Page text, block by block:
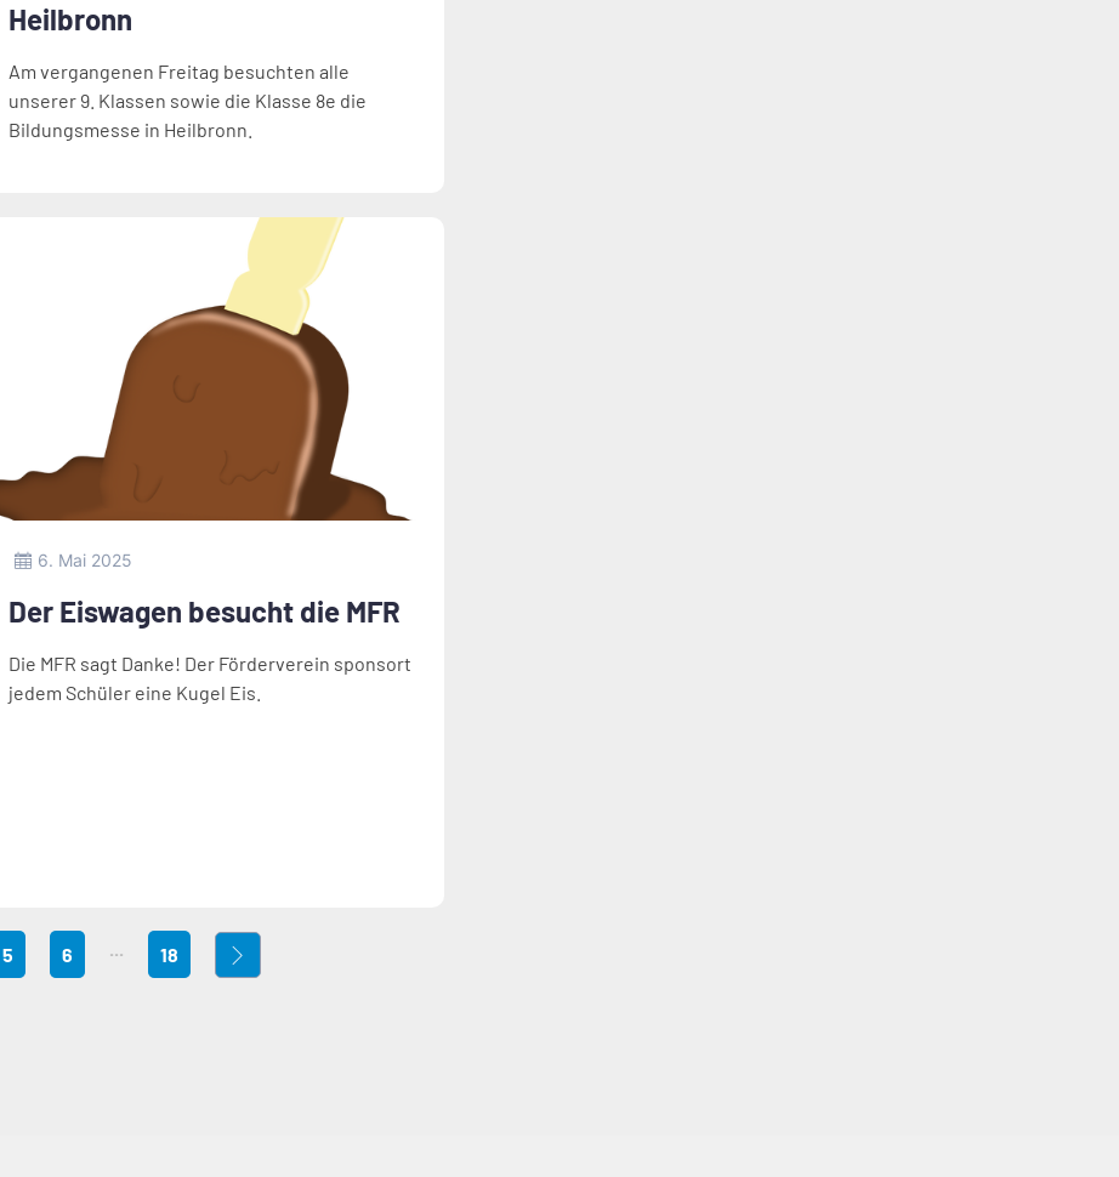
Heilbronn
Am vergangenen Freitag besuchten alle
unserer 9. Klassen sowie die Klasse 8e die
Bildungsmesse in Heilbronn.
6. Mai 2025
Der Eiswagen besucht die MFR
Die MFR sagt Danke! Der Förderverein sponsort
jedem Schüler eine Kugel Eis.
5 6 18